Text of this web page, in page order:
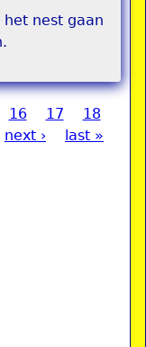
nest gaan
16 17
18
next › last »